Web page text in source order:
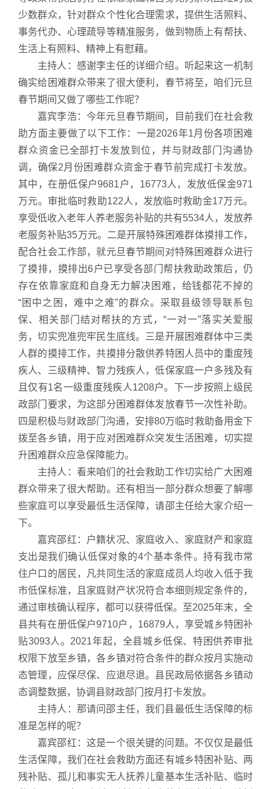
少数群众，针对群众个性化合理需求，提供生活照料、
事务代办、心理疏导等精准服务，做到物质上有帮扶、
生活上有照料、精神上有慰藉。
主持人：感谢李主任的详细介绍。听起来这一机制
确实给困难群众带来了很大便利，春节将至，咱们元旦
春节期间又做了哪些工作呢？
嘉宾李浩：今年元旦春节期间，目前我们在社会救
助方面主要做了以下工作：一是2026年1月份各项困难
群众资金已全部打卡发放到位，并与财政部门沟通协
调，确保2月份困难群众资金于春节前完成打卡发放。
其中，在册低保户9681户，16773人，发放低保金971
万元。审批临时救助122人，发放临时救助金17万元。
享受低收入老年人养老服务补贴的共有5534人，发放养
老服务补贴35万元。二是开展特殊困难群体摸排工作，
配合社会工作部，就元旦春节期间对特殊困难群众进行
了摸排，摸排出6户已享受各部门帮扶救助政策后，仍
存在依靠家庭和自身无力解决困难，给钱都花不掉的
“困中之困，难中之难”的群众。采取县级领导联系包
保、相关部门结对帮扶的方式，“一对一”落实关爱服
务，切实兜准兜牢民生底线。三是开展困难群体中三类
人群的摸排工作，共摸排分散供养特困人员中的重度残
疾人、三级精神、智力残疾人，低保家庭一户多残及有
且仅有1名一级重度残疾人1208户。下一步按照上级民
政部门要求，为这部分困难群体发放春节一次性补助。
四是积极与财政部门沟通，安排80万临时救助备用金下
拨至各乡镇，用于应对困难群众突发生活困难，切实提
升困难群众应急保障能力。
主持人：看来咱们的社会救助工作切实给广大困难
群众带来了很大帮助。还有相当一部分群众想要了解哪
些家庭可以享受最低生活保障，请邵主任给大家介绍一
下。
嘉宾邵红：户籍状况、家庭收入、家庭财产和家庭
支出是我们确认低保对象的4个基本条件。持有我市常
住户口的居民，凡共同生活的家庭成员人均收入低于我
市低保标准，且家庭财产状况符合本细则规定条件的，
通过审核确认程序，都可以获得低保。至2025年末，全
县共有在册低保户9710户，16879人，享受城乡特困补
贴3093人。2021年起，全县城乡低保、特困供养审批
权限下放至乡镇，各乡镇对符合条件的群众按月实施动
态管理，应保尽保、应退尽退。县民政局依据各乡镇动
态调整数据，协调县财政部门按月打卡发放。
主持人：那请问邵主任，我们县最低生活保障的标
准是怎样的呢？
嘉宾邵红：这是一个很关键的问题。不仅仅是最低
生活保障，我们在社会救助方面还有城乡特困补贴、两
残补贴、孤儿和事实无人抚养儿童基本生活补贴、临时